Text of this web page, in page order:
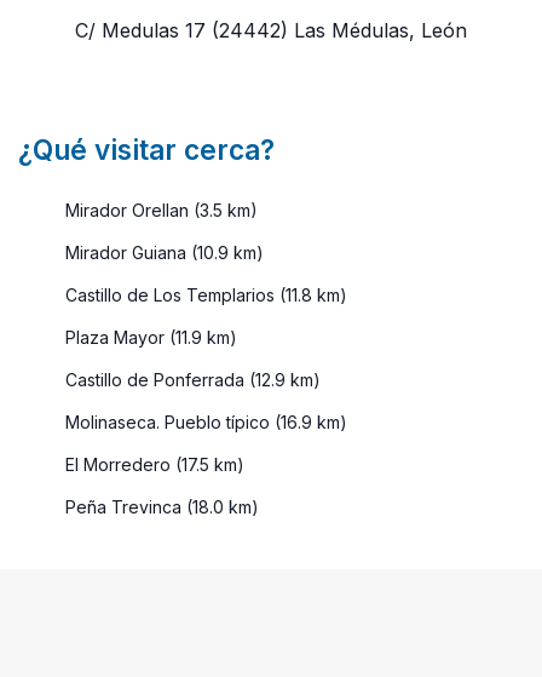
C/ Medulas 17 (24442) Las Médulas, León
¿Qué visitar cerca?
Mirador Orellan (3.5 km)
Mirador Guiana (10.9 km)
Castillo de Los Templarios (11.8 km)
Plaza Mayor (11.9 km)
Castillo de Ponferrada (12.9 km)
Molinaseca. Pueblo típico (16.9 km)
El Morredero (17.5 km)
Peña Trevinca (18.0 km)